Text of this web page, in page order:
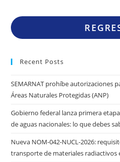
Recent Posts
SEMARNAT prohíbe autorizaciones
Áreas Naturales Protegidas (ANP)
Gobierno federal lanza primera
de aguas nacionales: lo que debes
Nueva NOM-042-NUCL-2026:
transporte de materiales radiactivos